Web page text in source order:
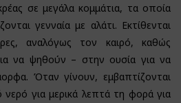
σε μεγάλα κομμάτια, τα οποία
γενναία με αλάτι. Εκτίθενται
αναλόγως τον καιρό, καθώς
να ψηθούν – στην ουσία για να
Όταν γίνουν, εμβαπτίζονται
για μερικά λεπτά τη φορά για